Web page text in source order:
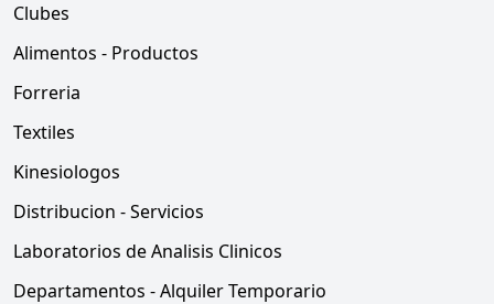
Clubes
Alimentos - Productos
Forreria
Textiles
Kinesiologos
Distribucion - Servicios
Laboratorios de Analisis Clinicos
Departamentos - Alquiler Temporario